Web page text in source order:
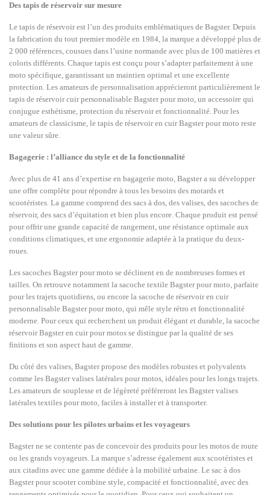
Des tapis de réservoir sur mesure
Le tapis de réservoir est l’un des produits emblématiques de Bagster. Depuis
la fabrication du tout premier modèle en 1984, la marque a développé plus de
2 000 références, cousues dans l’usine normande avec plus de 100 matières et
coloris différents. Chaque tapis est conçu pour s’adapter parfaitement à une
moto spécifique, garantissant un maintien optimal et une excellente
protection. Les amateurs de personnalisation apprécieront particulièrement le
tapis de réservoir cuir personnalisable Bagster pour moto, un accessoire qui
conjugue esthétisme, protection du réservoir et fonctionnalité. Pour les
amateurs de classicisme, le tapis de réservoir en cuir Bagster pour moto reste
une valeur sûre.
Bagagerie : l’alliance du style et de la fonctionnalité
Avec plus de 41 ans d’expertise en bagagerie moto, Bagster a su développer
une offre complète pour répondre à tous les besoins des motards et
scootéristes. La gamme comprend des sacs à dos, des valises, des sacoches de
réservoir, des sacs d’équitation et bien plus encore. Chaque produit est pensé
pour offrir une grande capacité de rangement, une résistance optimale aux
conditions climatiques, et une ergonomie adaptée à la pratique du deux-
roues.
Les sacoches Bagster pour moto se déclinent en de nombreuses formes et
tailles. On retrouve notamment la sacoche textile Bagster pour moto, parfaite
pour les trajets quotidiens, ou encore la sacoche de réservoir en cuir
personnalisable Bagster pour moto, qui mêle style rétro et fonctionnalité
moderne. Pour ceux qui recherchent un produit élégant et durable, la sacoche
réservoir Bagster en cuir pour motos se distingue par la qualité de ses
finitions et son aspect haut de gamme.
Du côté des valises, Bagster propose des modèles robustes et polyvalents
comme les Bagster valises latérales pour motos, idéales pour les longs trajets.
Les amateurs de souplesse et de légèreté préféreront les Bagster valises
latérales textiles pour moto, faciles à installer et à transporter.
Des solutions pour les pilotes urbains et les voyageurs
Bagster ne se contente pas de concevoir des produits pour les motos de route
ou les grands voyageurs. La marque s’adresse également aux scootéristes et
aux citadins avec une gamme dédiée à la mobilité urbaine. Le sac à dos
Bagster pour scooter combine style, compacité et fonctionnalité, avec des